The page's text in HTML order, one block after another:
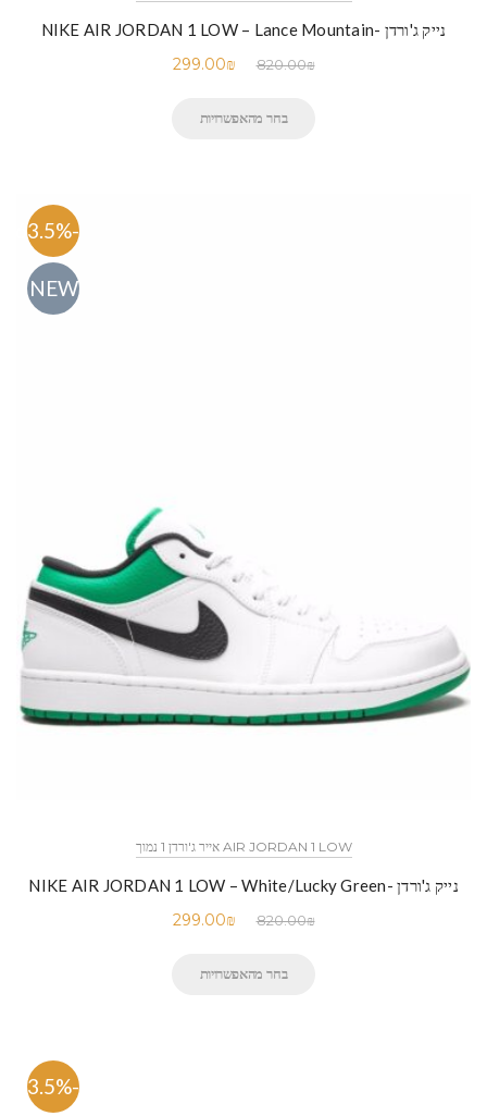
נייק ג'ורדן -NIKE AIR JORDAN 1 LOW – Lance Mountain
820.00₪
299.00₪
בחר מהאפשרויות
-63.5%
NEW
AIR JORDAN 1 LOW אייר ג'ורדן 1 נמוך
נייק ג'ורדן -NIKE AIR JORDAN 1 LOW – White/Lucky Green
820.00₪
299.00₪
בחר מהאפשרויות
-63.5%